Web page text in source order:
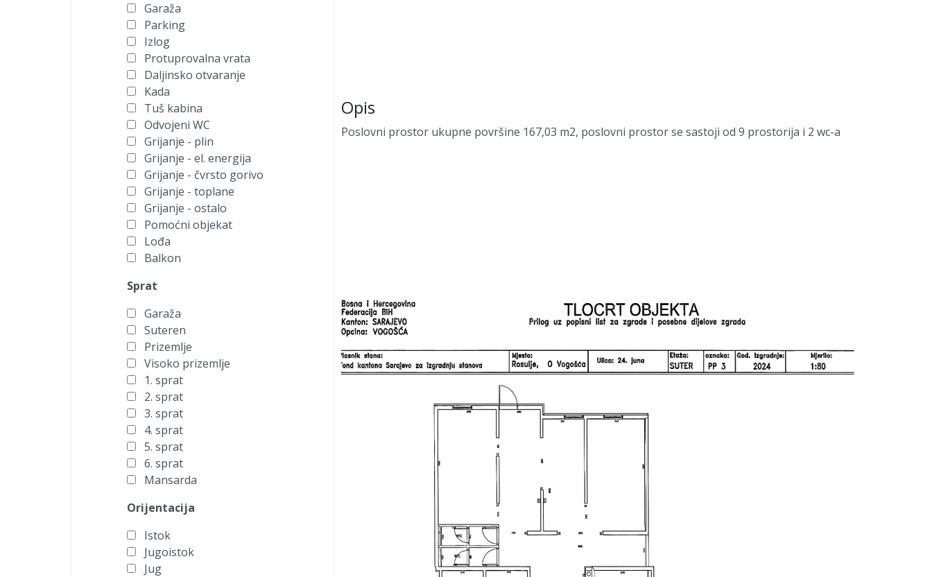
Opis
Poslovni prostor ukupne površine 167,03 m2, poslovni prostor se sastoji od 9 prostorija i 2 wc-a
Garaža
Parking
Izlog
Protuprovalna vrata
Daljinsko otvaranje
Kada
Tuš kabina
Odvojeni WC
Grijanje - plin
Grijanje - el. energija
Grijanje - čvrsto gorivo
Grijanje - toplane
Grijanje - ostalo
Pomoćni objekat
Lođa
Balkon
Sprat
Garaža
Suteren
Prizemlje
Visoko prizemlje
1. sprat
2. sprat
3. sprat
4. sprat
5. sprat
6. sprat
Mansarda
Orijentacija
Istok
Jugoistok
Jug